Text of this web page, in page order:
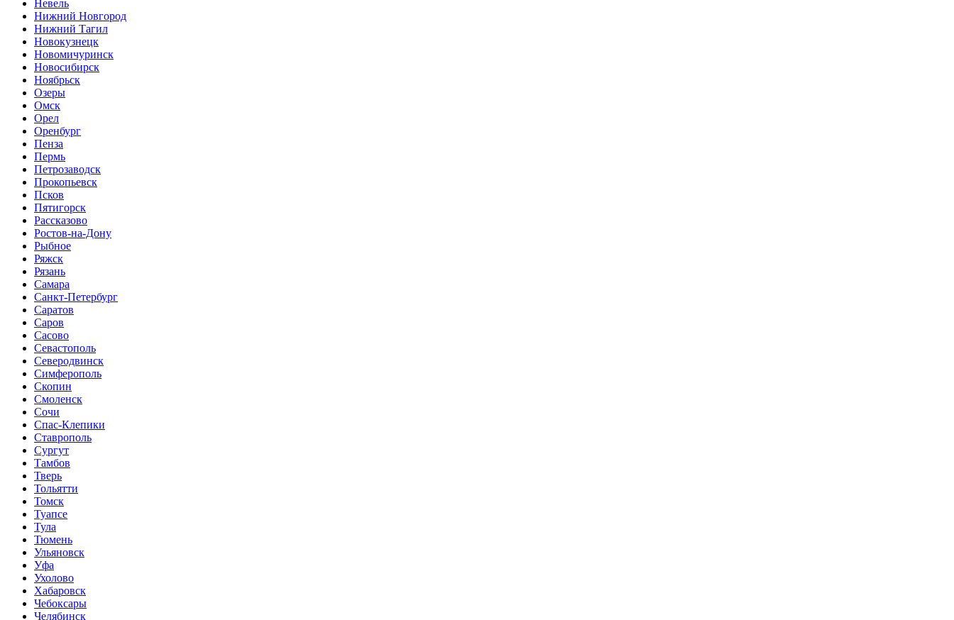
Невель
Нижний Новгород
Нижний Тагил
Новокузнецк
Новомичуринск
Новосибирск
Ноябрьск
Озеры
Омск
Орел
Оренбург
Пенза
Пермь
Петрозаводск
Прокопьевск
Псков
Пятигорск
Рассказово
Ростов-на-Дону
Рыбное
Ряжск
Рязань
Самара
Санкт-Петербург
Саратов
Саров
Сасово
Севастополь
Северодвинск
Симферополь
Скопин
Смоленск
Сочи
Спас-Клепики
Ставрополь
Сургут
Тамбов
Тверь
Тольятти
Томск
Туапсе
Тула
Тюмень
Ульяновск
Уфа
Ухолово
Хабаровск
Чебоксары
Челябинск